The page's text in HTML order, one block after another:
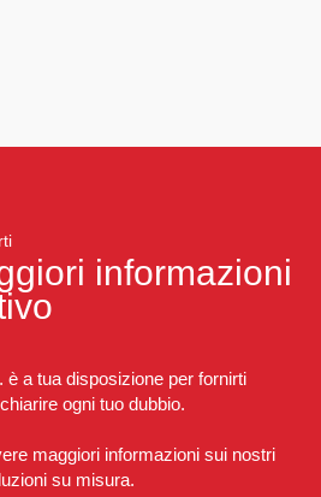
informazioni
è a tua disposizione per fornirti
ogni tuo dubbio.
maggiori informazioni sui nostri
su misura.